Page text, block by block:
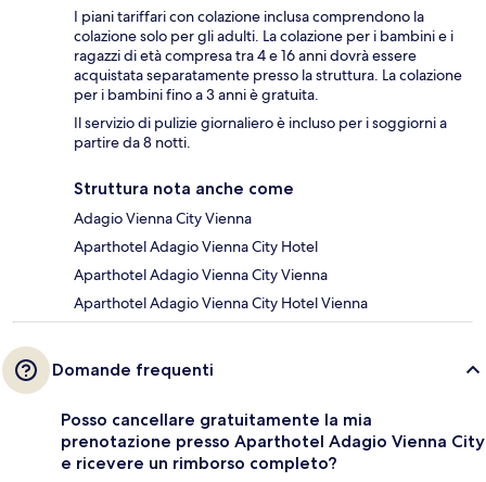
I piani tariffari con colazione inclusa comprendono la
colazione solo per gli adulti. La colazione per i bambini e i
ragazzi di età compresa tra 4 e 16 anni dovrà essere
acquistata separatamente presso la struttura. La colazione
per i bambini fino a 3 anni è gratuita.
Il servizio di pulizie giornaliero è incluso per i soggiorni a
partire da 8 notti.
Struttura nota anche come
Adagio Vienna City Vienna
Aparthotel Adagio Vienna City Hotel
Aparthotel Adagio Vienna City Vienna
Aparthotel Adagio Vienna City Hotel Vienna
Domande frequenti
Posso cancellare gratuitamente la mia
prenotazione presso Aparthotel Adagio Vienna City
e ricevere un rimborso completo?